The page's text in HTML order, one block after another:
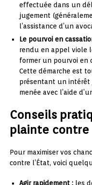
effectuée dans un
jugement
l’assistance d’un
Le pourvoi en
rendu en appel viole
former un pourvoi en
Cette démarche est
présentant un
menée avec l’aide
Conseils
plainte contre
Pour maximiser vos
contre l’État, voici
Agir rapidement : les